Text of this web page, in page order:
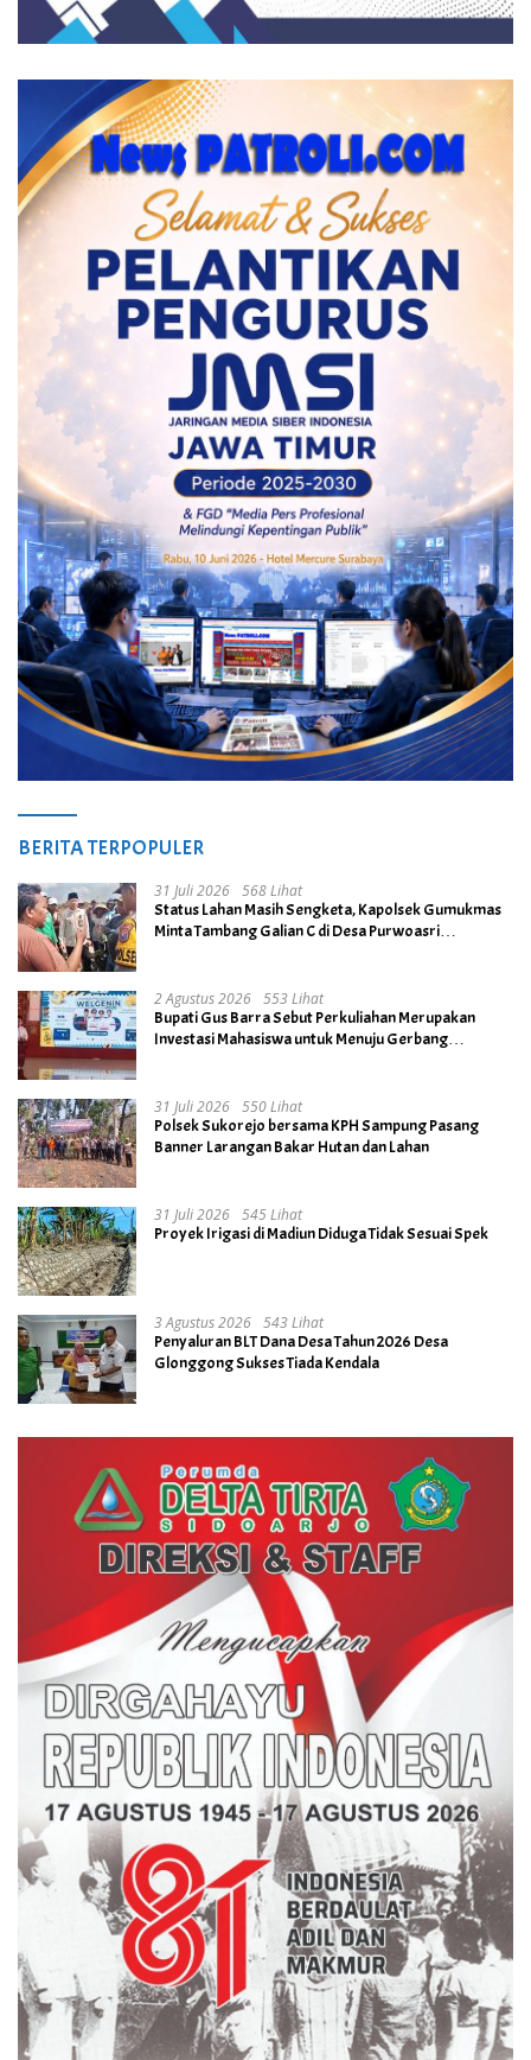
BERITA TERPOPULER
31 Juli 2026 568 Lihat
Status Lahan Masih Sengketa, Kapolsek Gumukmas
Minta Tambang Galian C di Desa Purwoasri
2 Agustus 2026 553 Lihat
Bupati Gus Barra Sebut Perkuliahan Merupakan
Investasi Mahasiswa untuk Menuju Gerbang
31 Juli 2026 550 Lihat
Polsek Sukorejo bersama KPH Sampung Pasang
Banner Larangan Bakar Hutan dan Lahan
31 Juli 2026 545 Lihat
Proyek Irigasi di Madiun Diduga Tidak Sesuai Spek
3 Agustus 2026 543 Lihat
Penyaluran BLT Dana Desa Tahun 2026 Desa
Glonggong Sukses Tiada Kendala